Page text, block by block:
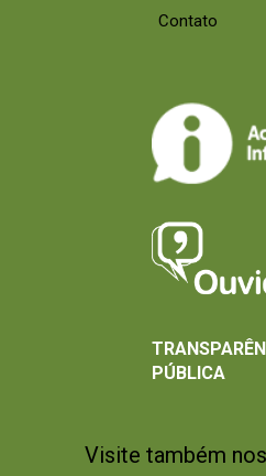
Contato
Visite também
PÚBLICA